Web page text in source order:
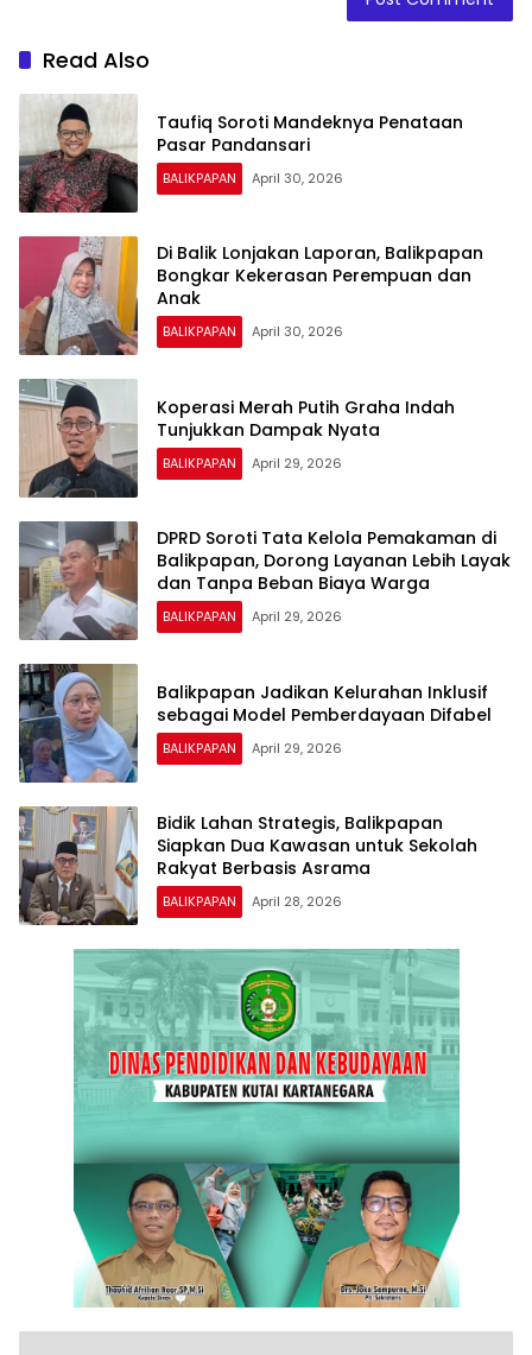
Read Also
Taufiq Soroti Mandeknya Penataan
Pasar Pandansari
BALIKPAPAN April 30, 2026
Di Balik Lonjakan Laporan, Balikpapan
Bongkar Kekerasan Perempuan dan
Anak
BALIKPAPAN April 30, 2026
Koperasi Merah Putih Graha Indah
Tunjukkan Dampak Nyata
BALIKPAPAN April 29, 2026
DPRD Soroti Tata Kelola Pemakaman di
Balikpapan, Dorong Layanan Lebih Layak
dan Tanpa Beban Biaya Warga
BALIKPAPAN April 29, 2026
Balikpapan Jadikan Kelurahan Inklusif
sebagai Model Pemberdayaan Difabel
BALIKPAPAN April 29, 2026
Bidik Lahan Strategis, Balikpapan
Siapkan Dua Kawasan untuk Sekolah
Rakyat Berbasis Asrama
BALIKPAPAN April 28, 2026